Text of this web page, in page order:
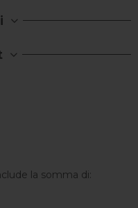
la somma di: